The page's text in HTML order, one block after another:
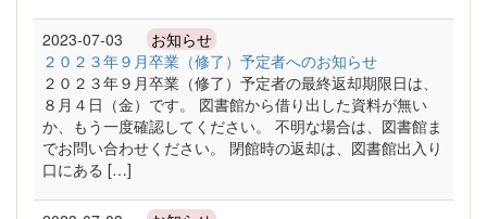
2023-07-03 お知らせ
２０２３年９月卒業（修了）予定者へのお知らせ
２０２３年９月卒業（修了）予定者の最終返却期限日は、
８月４日（金）です。 図書館から借り出した資料が無い
か、もう一度確認してください。 不明な場合は、図書館ま
でお問い合わせください。 閉館時の返却は、図書館出入り
口にある […]